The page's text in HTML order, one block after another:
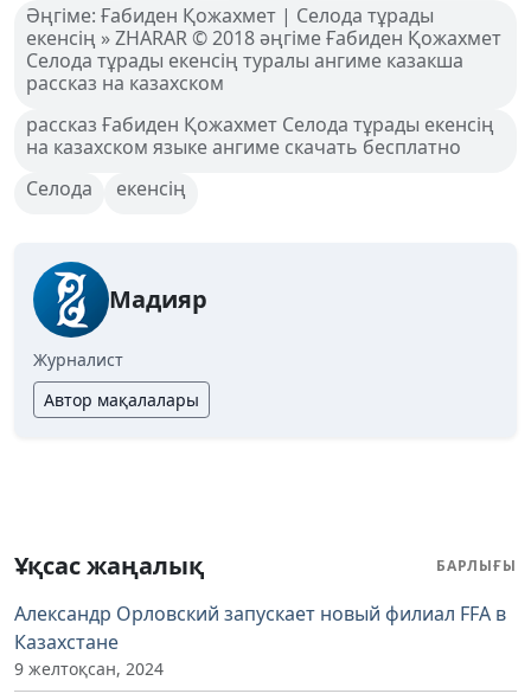
Әңгіме: Ғабиден Қожахмет | Селода тұрады
екенсің » ZHARAR © 2018 әңгіме Ғабиден Қожахмет
Селода тұрады екенсің туралы ангиме казакша
рассказ на казахском
рассказ Ғабиден Қожахмет Селода тұрады екенсің
на казахском языке ангиме скачать бесплатно
Селода
екенсің
Мадияр
Журналист
Автор мақалалары
Ұқсас жаңалық БАРЛЫҒЫ
Александр Орловский запускает новый филиал FFA в
Казахстане
9 желтоқсан, 2024